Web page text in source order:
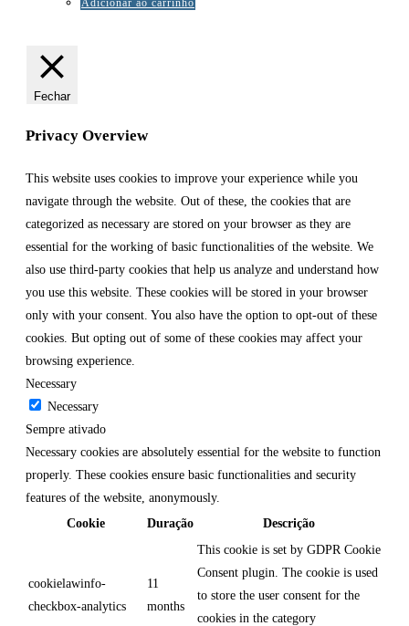
Fechar
Privacy Overview
This website uses cookies to improve your experience while you
navigate through the website. Out of these, the cookies that are
categorized as necessary are stored on your browser as they are
essential for the working of basic functionalities of the website. We
also use third-party cookies that help us analyze and understand how
you use this website. These cookies will be stored in your browser
only with your consent. You also have the option to opt-out of these
cookies. But opting out of some of these cookies may affect your
browsing experience.
Necessary
Necessary
Sempre ativado
Necessary cookies are absolutely essential for the website to function
properly. These cookies ensure basic functionalities and security
features of the website, anonymously.
Cookie
Duração Descrição
cookielawinfo-
checkbox-analytics
11
months
This cookie is set by GDPR Cookie
Consent plugin. The cookie is used
to store the user consent for the
cookies in the category